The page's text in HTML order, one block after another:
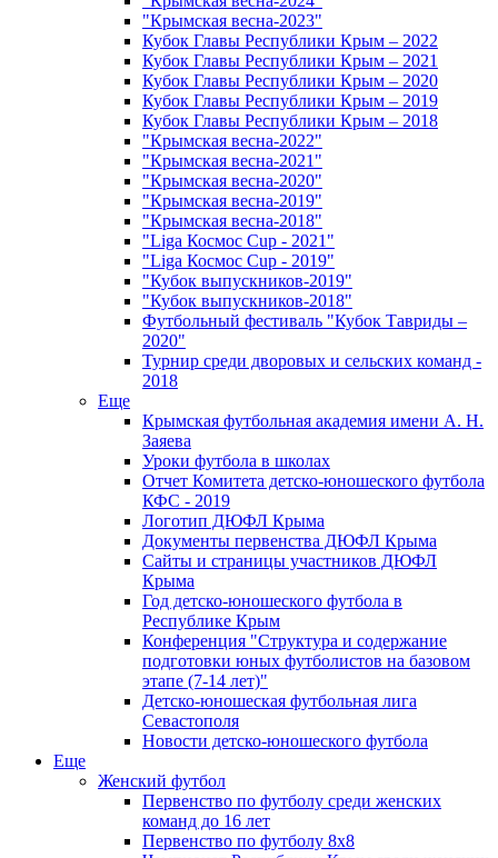
"Крымская весна-2023"
Кубок Главы Республики Крым – 2022
Кубок Главы Республики Крым – 2021
Кубок Главы Республики Крым – 2020
Кубок Главы Республики Крым – 2019
Кубок Главы Республики Крым – 2018
"Крымская весна-2022"
"Крымская весна-2021"
"Крымская весна-2020"
"Крымская весна-2019"
"Крымская весна-2018"
"Liga Космос Cup - 2021"
"Liga Космос Cup - 2019"
"Кубок выпускников-2019"
"Кубок выпускников-2018"
Футбольный фестиваль "Кубок Тавриды –
2020"
Турнир среди дворовых и сельских команд -
2018
Еще
Крымская футбольная академия имени А. Н.
Заяева
Уроки футбола в школах
Отчет Комитета детско-юношеского футбола
КФС - 2019
Логотип ДЮФЛ Крыма
Документы первенства ДЮФЛ Крыма
Сайты и страницы участников ДЮФЛ
Крыма
Год детско-юношеского футбола в
Республике Крым
Конференция "Структура и содержание
подготовки юных футболистов на базовом
этапе (7-14 лет)"
Детско-юношеская футбольная лига
Севастополя
Новости детско-юношеского футбола
Еще
Женский футбол
Первенство по футболу среди женских
команд до 16 лет
Первенство по футболу 8х8